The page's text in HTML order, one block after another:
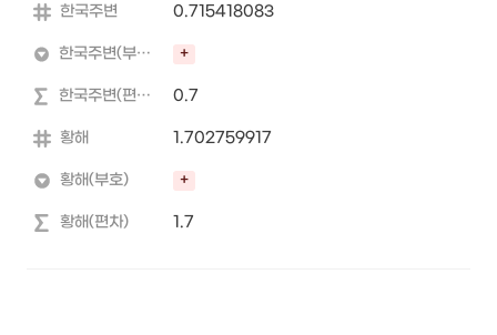
한국주변 0.715418083
한국주변(부호) +
한국주변(편차) 0.7
황해 1.702759917
황해(부호) +
황해(편차) 1.7